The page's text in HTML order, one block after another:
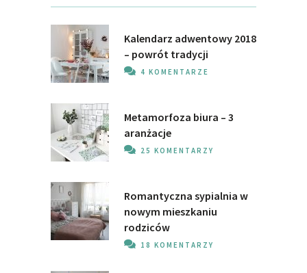
Kalendarz adwentowy 2018
– powrót tradycji
4 KOMENTARZE
Metamorfoza biura – 3
aranżacje
25 KOMENTARZY
Romantyczna sypialnia w
nowym mieszkaniu
rodziców
18 KOMENTARZY